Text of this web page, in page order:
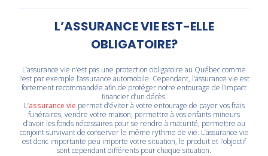
L’ASSURANCE VIE EST-ELLE
OBLIGATOIRE?
L’assurance vie n’est pas une protection obligatoire au Québec comme
l’est par exemple l’assurance automobile. Cependant, l’assurance vie est
fortement recommandée afin de protéger notre entourage de l’impact
financier d’un décès.
L’assurance vie permet d’éviter à votre entourage de payer vos frais
funéraires, vendre votre maison, permettre à vos enfants mineurs
d’avoir les fonds nécessaires pour se rendre à maturité, permettre au
conjoint survivant de conserver le même rythme de vie. L’assurance vie
est donc importante peu importe votre situation, le produit et l’objectif
sont cependant différents pour chaque situation.